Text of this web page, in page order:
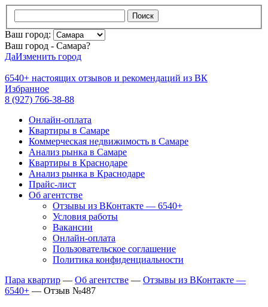
Поиск
Ваш город:
Ваш город - Самара?
ДаИзменить город
6540+ настоящих отзывов и рекомендаций из ВК
Избранное
8 (927) 766-38-88
Онлайн-оплата
Квартиры в Самаре
Коммерческая недвижимость в Самаре
Анализ рынка в Самаре
Квартиры в Краснодаре
Анализ рынка в Краснодаре
Прайс-лист
Об агентстве
Отзывы из ВКонтакте — 6540+
Условия работы
Вакансии
Онлайн-оплата
Пользовательское соглашение
Политика конфиденциальности
Пара квартир — Об агентстве — Отзывы из ВКонтакте —
6540+ — Отзыв №487